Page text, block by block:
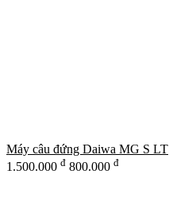
Máy câu đứng Daiwa MG S LT
1.500.000 đ 800.000 đ